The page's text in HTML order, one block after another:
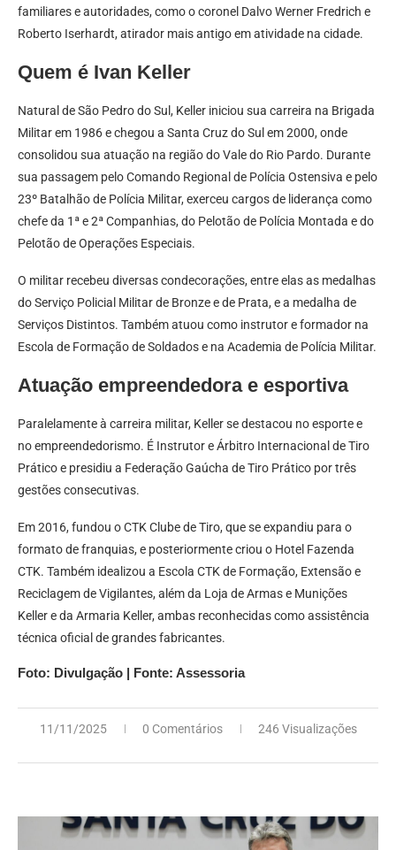
familiares e autoridades, como o coronel Dalvo Werner Fredrich e
Roberto Iserhardt, atirador mais antigo em atividade na cidade.
Quem é Ivan Keller
Natural de São Pedro do Sul, Keller iniciou sua carreira na Brigada
Militar em 1986 e chegou a Santa Cruz do Sul em 2000, onde
consolidou sua atuação na região do Vale do Rio Pardo. Durante
sua passagem pelo Comando Regional de Polícia Ostensiva e pelo
23º Batalhão de Polícia Militar, exerceu cargos de liderança como
chefe da 1ª e 2ª Companhias, do Pelotão de Polícia Montada e do
Pelotão de Operações Especiais.
O militar recebeu diversas condecorações, entre elas as medalhas
do Serviço Policial Militar de Bronze e de Prata, e a medalha de
Serviços Distintos. Também atuou como instrutor e formador na
Escola de Formação de Soldados e na Academia de Polícia Militar.
Atuação empreendedora e esportiva
Paralelamente à carreira militar, Keller se destacou no esporte e
no empreendedorismo. É Instrutor e Árbitro Internacional de Tiro
Prático e presidiu a Federação Gaúcha de Tiro Prático por três
gestões consecutivas.
Em 2016, fundou o CTK Clube de Tiro, que se expandiu para o
formato de franquias, e posteriormente criou o Hotel Fazenda
CTK. Também idealizou a Escola CTK de Formação, Extensão e
Reciclagem de Vigilantes, além da Loja de Armas e Munições
Keller e da Armaria Keller, ambas reconhecidas como assistência
técnica oficial de grandes fabricantes.
Foto: Divulgação | Fonte: Assessoria
11/11/2025 0 Comentários 246 Visualizações